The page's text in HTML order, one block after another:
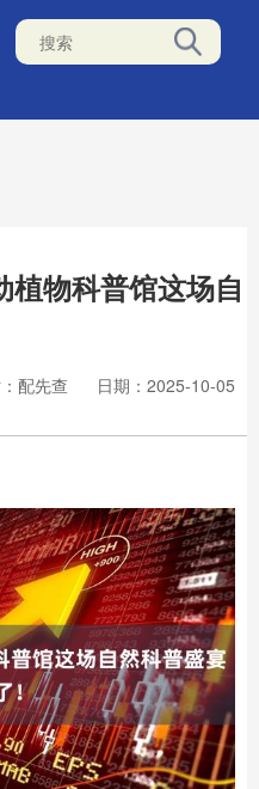
植物科普馆这场自
配先查
日期：2025-10-05